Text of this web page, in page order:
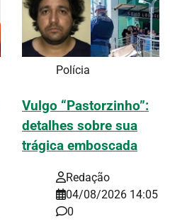
Polícia
Vulgo “Pastorzinho”:
detalhes sobre sua
trágica emboscada
Redação
04/08/2026 14:05
0